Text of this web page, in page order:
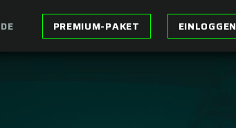
DE PREMIUM-PAKET EINLOGGEN